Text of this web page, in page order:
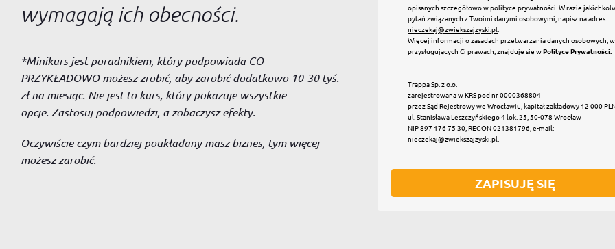
wymagają ich obecności.
*Minikurs jest poradnikiem, który podpowiada CO
PRZYKŁADOWO możesz zrobić, aby zarobić dodatkowo 10-30 tyś.
zł na miesiąc. Nie jest to kurs, który pokazuje wszystkie
opcje. Zastosuj podpowiedzi, a zobaczysz efekty.
Oczywiście czym bardziej poukładany masz biznes, tym więcej
możesz zarobić.
opisanych szczegółowo w polityce prywatności. W razie
pytań związanych z Twoimi danymi osobowymi, napisz na adres
nieczekaj@zwiekszajzyski.pl.
Więcej informacji o zasadach przetwarzania danych osobowych,
przysługujących Ci prawach, znajduje się wPolityce Prywatności.
Trappa Sp. z o.o.
zarejestrowana w KRS pod nr 0000368804
przez Sąd Rejestrowy we Wrocławiu, kapitał zakładowy 12 000
ul. Stanisława Leszczyńskiego 4 lok. 25, 50-078 Wrocław
NIP 897 176 75 30, REGON 021381796, e-mail:
nieczekaj@zwiekszajzyski.pl.
ZAPISUJĘ SIĘ